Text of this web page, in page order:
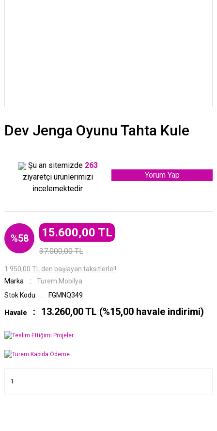
Dev Jenga Oyunu Tahta Kule
Şu an sitemizde 263
ziyaretçi ürünlerimizi
incelemektedir.
Yorum Yap
%58 15.600,00 TL
37.000,00 TL
1.950,00 TL den başlayan taksitlerle!!
Marka
Turem Mobilya
Stok Kodu
FGMNQ349
Havale 13.260,00 TL (%15,00 havale indirimi)